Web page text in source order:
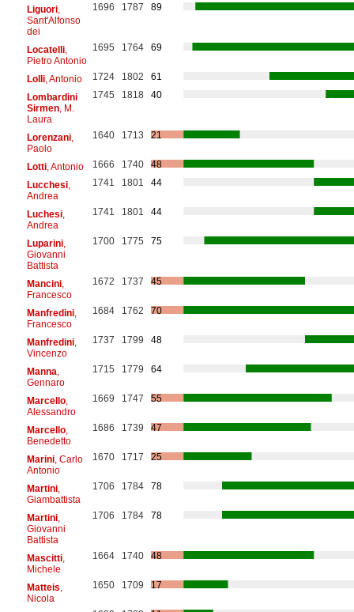
Liguori,
Sant'Alfonso
dei
1696 1787 89
Locatelli,
Pietro Antonio
1695 1764 69
Lolli, Antonio 1724 1802
61
Lombardini
Sirmen, M.
Laura
1745 1818 40
Lorenzani,
Paolo
1640 1713 21
Lotti, Antonio 1666 1740
48
Lucchesi,
Andrea
1741 1801 44
Luchesi,
Andrea
1741 1801 44
Luparini,
Giovanni
Battista
1700 1775 75
Mancini,
Francesco
1672 1737 45
Manfredini,
Francesco
1684 1762 70
Manfredini,
Vincenzo
1737 1799 48
Manna
Gennaro
1715 1779 64
Marcello,
Alessandro
1669 1747 55
Marcello,
Benedetto
1686 1739 47
Marini, Carlo
Antonio
1670 1717 25
Martini,
Giambattista
1706 1784 78
Martini,
Giovanni
Battista
1706 1784 78
Mascitti,
Michele
1664 1740 48
Matteis
Nicola
1650 1709 17